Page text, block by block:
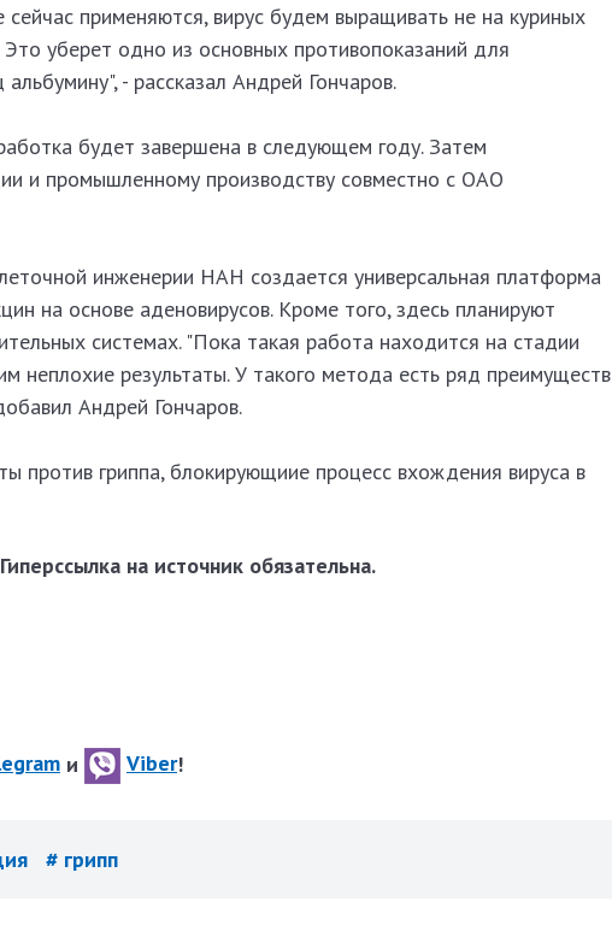
применяются, вирус будем выращивать не на куриных
Это уберет одно из основных противопоказаний для
- рассказал Андрей Гончаров.
будет завершена в следующем году. Затем
и промышленному производству совместно с ОАО
инженерии НАН создается универсальная платформа
на основе аденовирусов. Кроме того, здесь планируют
системах. "Пока такая работа находится на стадии
неплохие результаты. У такого метода есть ряд преимуществ
Андрей Гончаров.
против гриппа, блокирующиие процесс вхождения вируса в
на источник обязательна.
и Viber!
# грипп